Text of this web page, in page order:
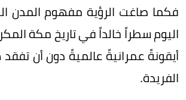
فكما صاغت الرؤية مفهوم المدن
اليوم سطراً خالداً في تاريخ مكة
أيقونةً عمرانيةً عالميةً دون أن
الفريدة.